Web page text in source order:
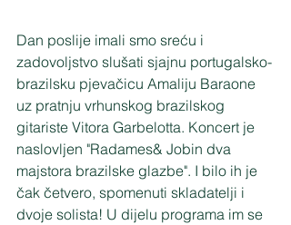
Dan poslije imali smo sreću i
zadovoljstvo slušati sjajnu portugalsko-
brazilsku pjevačicu Amaliju Baraone
uz pratnju vrhunskog brazilskog
gitariste Vitora Garbelotta. Koncert je
naslovljen "Radames& Jobin dva
majstora brazilske glazbe". I bilo ih je
čak četvero, spomenuti skladatelji i
dvoje solista! U dijelu programa im se